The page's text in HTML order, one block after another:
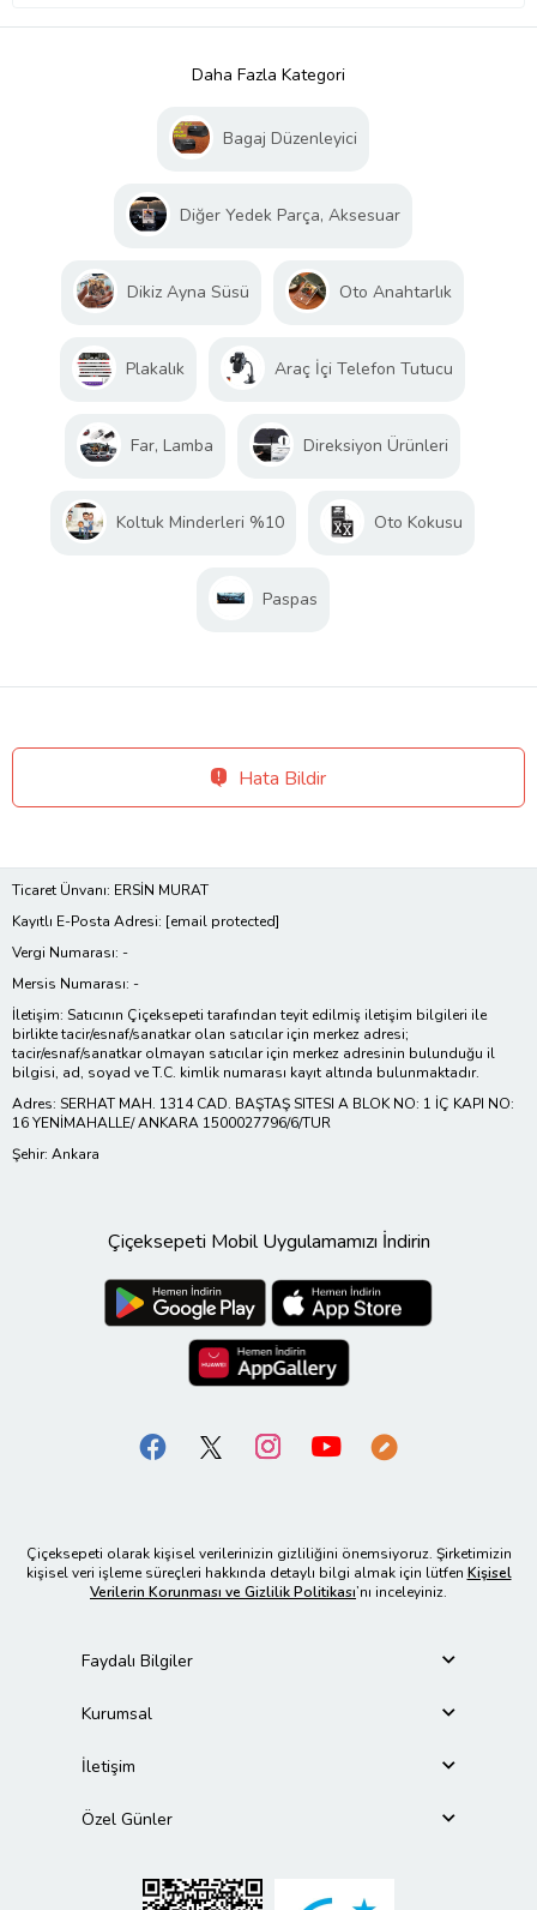
Daha Fazla Kategori
Bagaj Düzenleyici
Diğer Yedek Parça, Aksesuar
Dikiz Ayna Süsü Oto Anahtarlık
Plakalık Araç İçi Telefon Tutucu
Far, Lamba Direksiyon Ürünleri
Koltuk Minderleri %10 Oto Kokusu
Paspas
Hata Bildir
Ticaret Ünvanı: ERSİN MURAT
Kayıtlı E-Posta Adresi: [email protected]
Vergi Numarası: -
Mersis Numarası: -
İletişim: Satıcının Çiçeksepeti tarafından teyit edilmiş iletişim bilgileri ile
birlikte tacir/esnaf/sanatkar olan satıcılar için merkez adresi;
tacir/esnaf/sanatkar olmayan satıcılar için merkez adresinin bulunduğu il
bilgisi, ad, soyad ve T.C. kimlik numarası kayıt altında bulunmaktadır.
Adres: SERHAT MAH. 1314 CAD. BAŞTAŞ SITESI A BLOK NO: 1 İÇ KAPI NO:
16 YENİMAHALLE/ ANKARA 1500027796/6/TUR
Şehir: Ankara
Çiçeksepeti Mobil Uygulamamızı İndirin
Çiçeksepeti olarak kişisel verilerinizin gizliliğini önemsiyoruz. Şirketimizin
kişisel veri işleme süreçleri hakkında detaylı bilgi almak için lütfen Kişisel
Verilerin Korunması ve Gizlilik Politikası’nı inceleyiniz.
Faydalı Bilgiler
Kurumsal
İletişim
Özel Günler